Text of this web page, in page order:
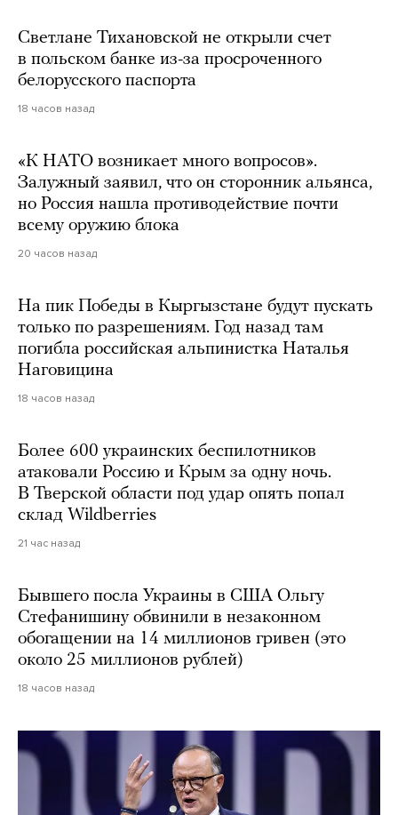
Светлане Тихановской не открыли счет
в польском банке из-за просроченного
белорусского паспорта
18 часов назад
«К НАТО возникает много вопросов».
Залужный заявил, что он сторонник альянса,
но Россия нашла противодействие почти
всему оружию блока
20 часов назад
На пик Победы в Кыргызстане будут пускать
только по разрешениям. Год назад там
погибла российская альпинистка Наталья
Наговицина
18 часов назад
Более 600 украинских беспилотников
атаковали Россию и Крым за одну ночь.
В Тверской области под удар опять попал
склад Wildberries
21 час назад
Бывшего посла Украины в США Ольгу
Стефанишину обвинили в незаконном
обогащении на 14 миллионов гривен (это
около 25 миллионов рублей)
18 часов назад